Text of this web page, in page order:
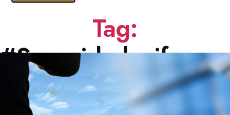
NOSOTROS
SERVICIOS
GUARDIAS UNIFORMADOS
Tag: